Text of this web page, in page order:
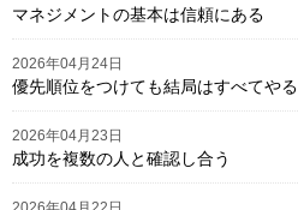
マネジメントの基本は信頼にある
2026年04月24日
優先順位をつけても結局はすべてやる
2026年04月23日
成功を複数の人と確認し合う
2026年04月22日